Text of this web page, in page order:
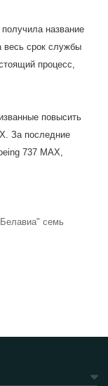
название
весь срок службы
процесс,
повысить
За последние
737 MAX,
семь